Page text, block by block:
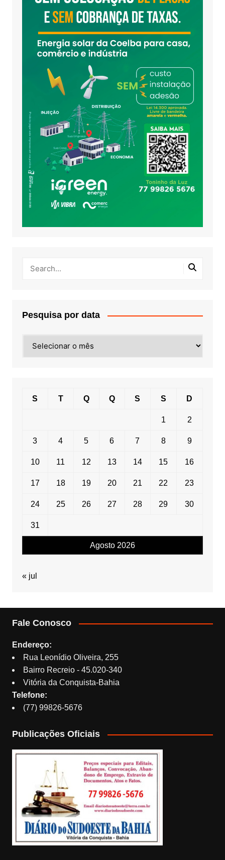
Pesquisa por data
por
Agosto 2026
S T Q Q S S D
1 2
3 4 5 6 7 8 9
10 11 12 13 14 15 16
17 18 19 20 21 22 23
24 25 26 27 28 29 30
31
« jul
Fale Conosco
Endereço:
Rua Leonídio Oliveira, 255
Bairro Recreio - 45.020-340
Vitória da Conquista-Bahia
Telefone:
(77) 99826-5676
Publicações Oficiais